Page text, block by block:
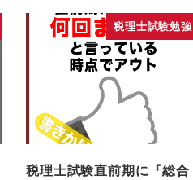
税理士試験勉強
税理士試験直前期に『総合